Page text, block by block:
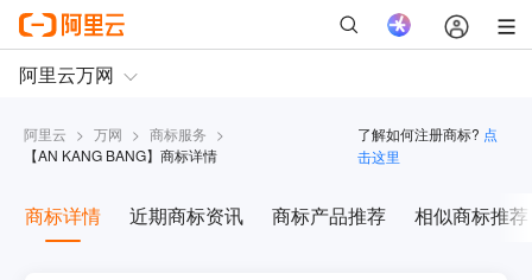
阿里云 > 万网 > 商标服务 >
【AN KANG BANG】商标详情
了解如何注册商标? 点
击这里
商标详情 近期商标资讯 商标产品推荐 相似商标推荐